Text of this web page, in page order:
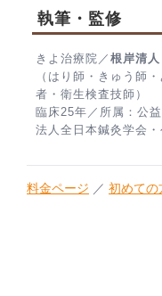
執筆・監修
きよ治療院／ 根岸清人
（はり師・きゅう師
者・衛生検査技師）
臨床25年／所属：公
法人全日本鍼灸学会
料金ページ ／ 初めての